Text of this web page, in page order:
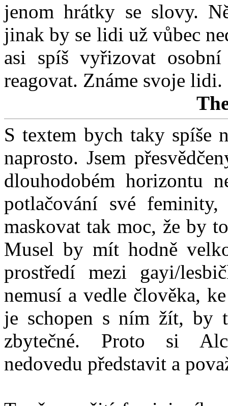
jenom hrátky se slovy.
jinak by se lidi už vůbec
asi spíš vyřizovat
reagovat. Známe svoje lidi.
S textem bych taky spíše
naprosto. Jsem
dlouhodobém horizontu
potlačování své
maskovat tak moc, že by
Musel by mít hodně
prostředí mezi gayi/
nemusí a vedle člověka,
je schopen s ním žít, by
zbytečné. Proto si
nedovedu představit a